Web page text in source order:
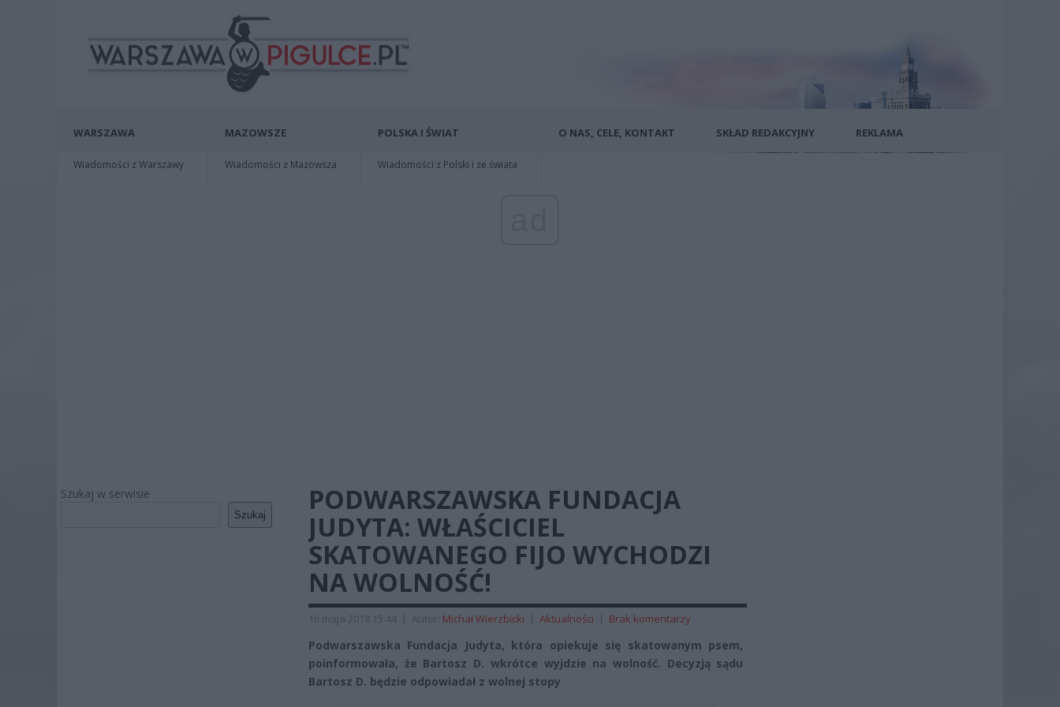
WARSZAWA
Wiadomości z Warszawy
MAZOWSZE
Wiadomości z Mazowsza
POLSKA I ŚWIAT
Wiadomości z Polski i ze świata
O NAS, CELE, KONTAKT SKŁAD REDAKCYJNY REKLAMA
Szukaj w serwisie
Szukaj
PODWARSZAWSKA FUNDACJA
JUDYTA: WŁAŚCICIEL
SKATOWANEGO FIJO WYCHODZI
NA WOLNOŚĆ!
16 maja 2018 15:44 | Autor: Michał Wierzbicki | Aktualności | Brak komentarzy
Podwarszawska Fundacja Judyta, która opiekuje się skatowanym psem,
poinformowała, że Bartosz D. wkrótce wyjdzie na wolność. Decyzją sądu
Bartosz D. będzie odpowiadał z wolnej stopy